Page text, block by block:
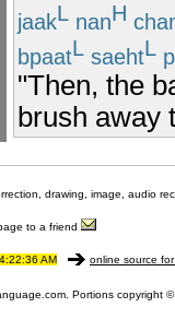
jaakL nanH
bpaatL saehtL
"Then, the
brush away
drawing, image, audio
to a friend
AM online source
Portions copyright